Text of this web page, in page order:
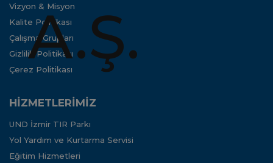
Vizyon & Misyon
Kalite Politikası
Çalışma Grupları
Gizlilik Politikası
Çerez Politikası
HİZMETLERİMİZ
UND İzmir TIR Parkı
Yol Yardım ve Kurtarma Servisi
Eğitim Hizmetleri